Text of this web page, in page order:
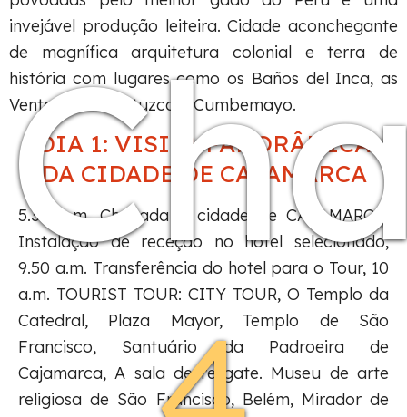
invejável produção leiteira. Cidade aconchegante
de magnífica arquitetura colonial e terra de
história com lugares como os Baños del Inca, as
Ventanillas de Otuzco e Cumbemayo.
DIA 1: VISITA PANORÂMICA
DA CIDADE DE CAJAMARCA
5.30 a.m. Chegada à cidade de CAJAMARCA,
Instalação de receção no hotel selecionado,
9.50 a.m. Transferência do hotel para o Tour, 10
a.m. TOURIST TOUR: CITY TOUR, O Templo da
Catedral, Plaza Mayor, Templo de São
Francisco, Santuário da Padroeira de
Cajamarca, A sala de resgate. Museu de arte
religiosa de São Francisco, Belém, Mirador de